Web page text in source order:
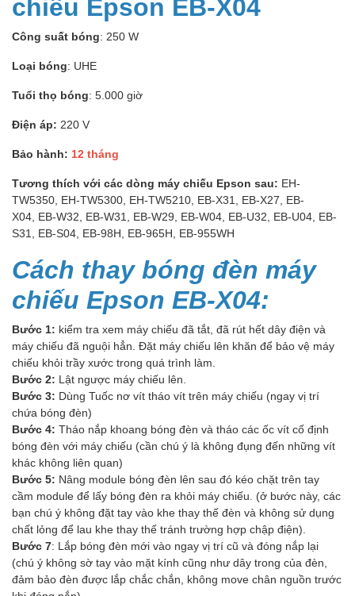
Công suất bóng: 250 W
Loại bóng: UHE
Tuổi thọ bóng: 5.000 giờ
Điện áp: 220 V
Bảo hành: 12 tháng
Tương thích với các dòng máy chiếu Epson sau: EH-
TW5350, EH-TW5300, EH-TW5210, EB-X31, EB-X27, EB-
X04, EB-W32, EB-W31, EB-W29, EB-W04, EB-U32, EB-U04, EB-
S31, EB-S04, EB-98H, EB-965H, EB-955WH
Cách thay bóng đèn máy
chiếu Epson EB-X04:
Bước 1: kiểm tra xem máy chiếu đã tắt, đã rút hết dây điện và
máy chiếu đã nguội hẳn. Đặt máy chiếu lên khăn để bảo vệ máy
chiếu khỏi trầy xước trong quá trình làm.
Bước 2: Lật ngược máy chiếu lên.
Bước 3: Dùng Tuốc nơ vít tháo vít trên máy chiếu (ngay vị trí
chứa bóng đèn)
Bước 4: Tháo nắp khoang bóng đèn và tháo các ốc vít cố định
bóng đèn với máy chiếu (cần chú ý là không đụng đến những vít
khác không liên quan)
Bước 5: Nâng module bóng đèn lên sau đó kéo chặt trên tay
cầm module để lấy bóng đèn ra khỏi máy chiếu. (ở bước này, các
bạn chú ý không đặt tay vào khe thay thế đèn và không sử dụng
chất lỏng để lau khe thay thế tránh trường hợp chập điện).
Bước 7: Lắp bóng đèn mới vào ngay vị trí cũ và đóng nắp lại
(chú ý không sờ tay vào mặt kính cũng như dây trong của đèn,
đảm bảo đèn được lắp chắc chắn, không move chân nguồn trước